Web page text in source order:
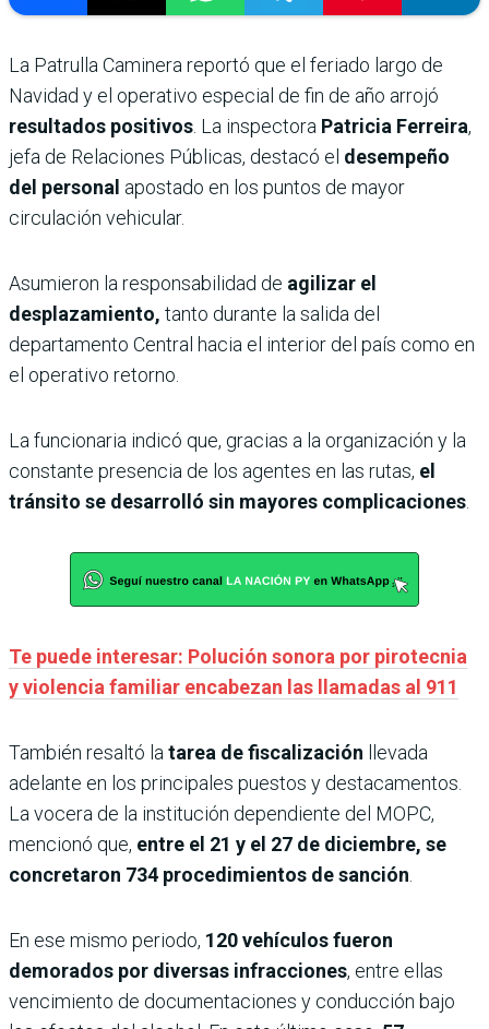
La Patrulla Caminera reportó que el feriado largo de
Navidad y el operativo especial de fin de año arrojó
resultados positivos. La inspectora Patricia Ferreira,
jefa de Relaciones Públicas, destacó el desempeño
del personal apostado en los puntos de mayor
circulación vehicular.
Asumieron la responsabilidad de agilizar el
desplazamiento, tanto durante la salida del
departamento Central hacia el interior del país como en
el operativo retorno.
La funcionaria indicó que, gracias a la organización y la
constante presencia de los agentes en las rutas, el
tránsito se desarrolló sin mayores complicaciones.
Te puede interesar: Polución sonora por pirotecnia
y violencia familiar encabezan las llamadas al 911
También resaltó latarea de fiscalización llevada
adelante en los principales puestos y destacamentos.
La vocera de la institución dependiente del MOPC,
mencionó que, entre el 21 y el 27 de diciembre, se
concretaron 734 procedimientos de sanción.
En ese mismo periodo, 120 vehículos fueron
demorados por diversas infracciones, entre ellas
vencimiento de documentaciones y conducción bajo